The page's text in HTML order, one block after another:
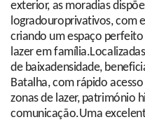
exterior, as moradias
logradouroprivativos, com
criando um espaço
lazer em
de baixadensidade,
Batalha, com rápido
zonas de lazer, património
comunicação.Uma